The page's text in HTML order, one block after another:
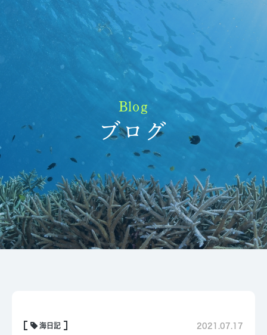
Blog
ブログ
海日記 2021.07.17